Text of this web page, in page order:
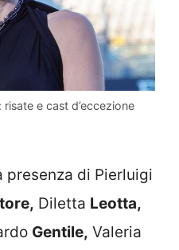
e cast d’eccezione
presenza di Pierluigi
Diletta Leotta,
Gentile, Valeria